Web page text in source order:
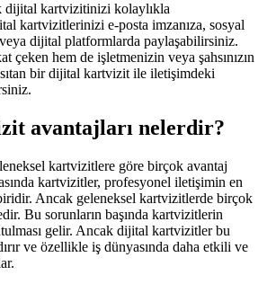
dijital kartvizitinizi kolaylıkla
kartvizitlerinizi e-posta imzanıza, sosyal
veya dijital platformlarda paylaşabilirsiniz.
çeken hem de işletmenizin veya şahsınızın
bir dijital kartvizit ile iletişimdeki
avantajları nelerdir?
kartvizitlere göre birçok avantaj
kartvizitler, profesyonel iletişimin en
Ancak geleneksel kartvizitlerde birçok
Bu sorunların başında kartvizitlerin
gelir. Ancak dijital kartvizitler bu
ve özellikle iş dünyasında daha etkili ve